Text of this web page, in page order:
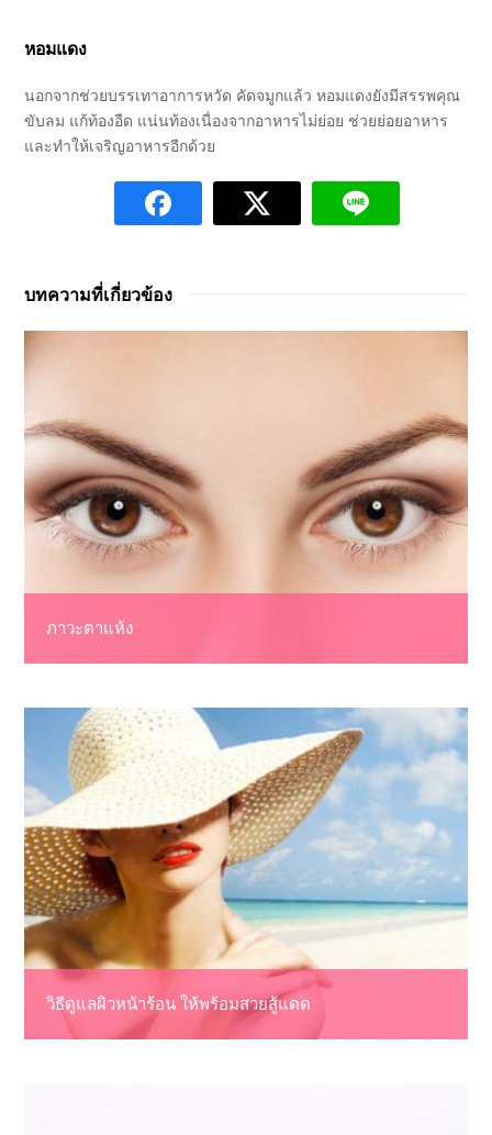
หอมแดง
นอกจากช่วยบรรเทาอาการหวัด คัดจมูกแล้ว หอมแดงยังมีสรรพคุณ
ขับลม แก้ท้องอืด แน่นท้องเนื่องจากอาหารไม่ย่อย ช่วยย่อยอาหาร
และทำให้เจริญอาหารอีกด้วย
บทความที่เกี่ยวข้อง
ภาวะตาแห้ง
วิธีดูแลผิวหน้าร้อน ให้พร้อมสวยสู้แดด